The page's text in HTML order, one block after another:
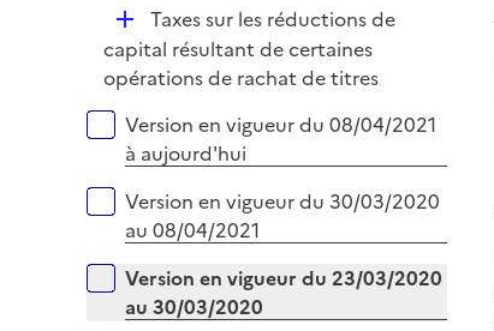
r
i
e
r
D
é
p
i
e
r
Taxes sur les réductions de
capital résultant de certaines
opérations de rachat de titres
Versions sur la période
Version en vigueur du 08/04/2021
à aujourd'hui
Version en vigueur du 30/03/2020
au 08/04/2021
Version en vigueur du 23/03/2020
au 30/03/2020